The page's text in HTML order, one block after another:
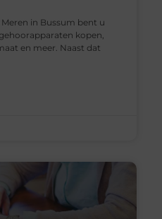
in Bussum bent u
kopen,
en meer. Naast dat